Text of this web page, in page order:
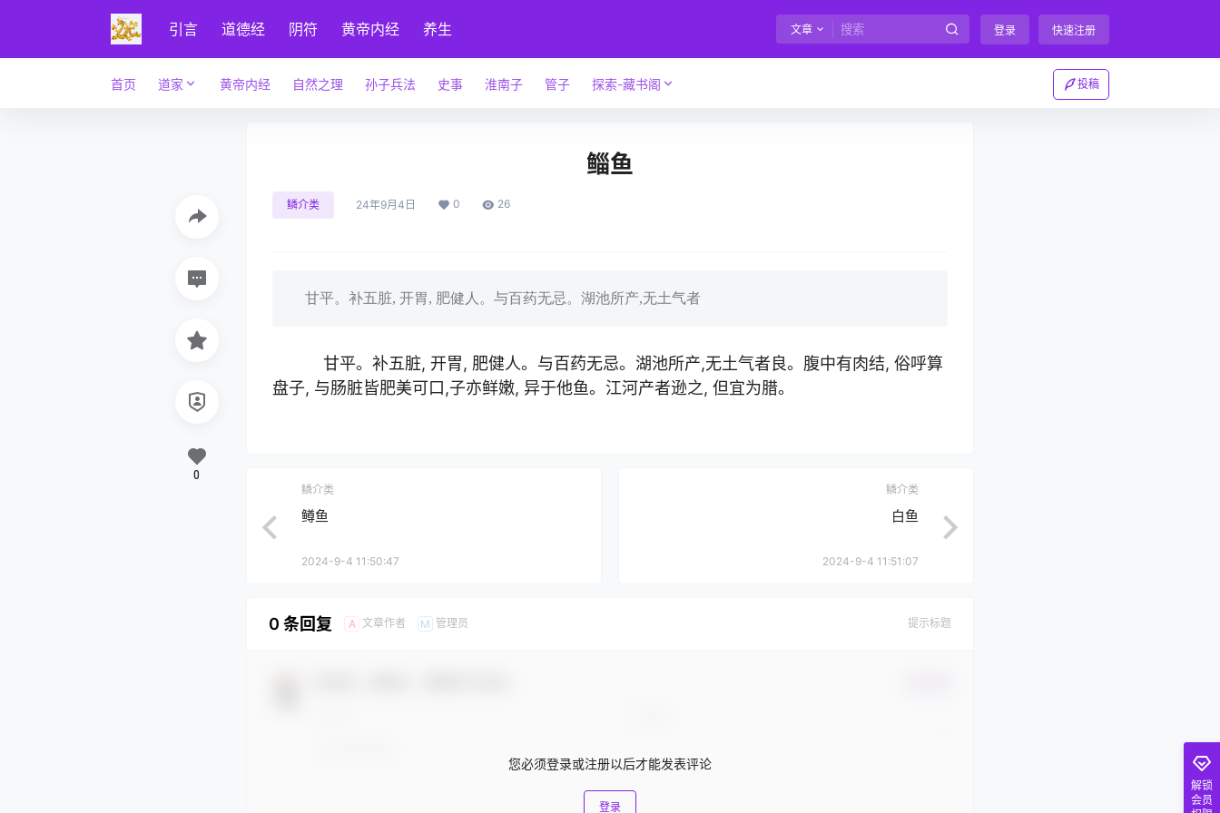
引言 道德经 阴符 黄帝内经 养生 文章 登录 快速注册
首页 道家 黄帝内经 自然之理 孙子兵法 史事 淮南子 管子 探索-藏书阁 投稿
鲻鱼
鳞介类 24年9月4日 0 26
甘平。补五脏, 开胃, 肥健人。与百药无忌。湖池所产,无土气者
甘平。补五脏, 开胃, 肥健人。与百药无忌。湖池所产,无土气者良。腹中有肉结, 俗呼算
盘子, 与肠脏皆肥美可口,子亦鲜嫩, 异于他鱼。江河产者逊之, 但宜为腊。
0
鳞介类
鳟鱼
2024-9-4 11:50:47
鳞介类
白鱼
2024-9-4 11:51:07
0 条回复 A 文章作者 M 管理员 提示标题
您必须登录或注册以后才能发表评论
登录
解锁
会员